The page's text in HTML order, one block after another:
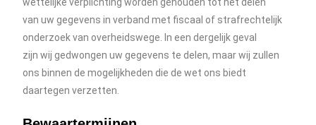
wettelijke verplichting worden gehouden tot het delen
van uw gegevens in verband met fiscaal of strafrechtelijk
onderzoek van overheidswege. In een dergelijk geval
zijn wij gedwongen uw gegevens te delen, maar wij zullen
ons binnen de mogelijkheden die de wet ons biedt
daartegen verzetten.